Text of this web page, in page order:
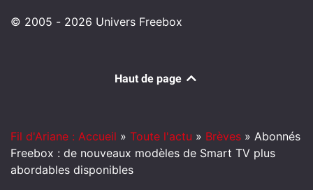
© 2005 - 2026 Univers Freebox
Haut de page
Fil d'Ariane : Accueil » Toute l'actu » Brèves » Abonnés
Freebox : de nouveaux modèles de Smart TV plus
abordables disponibles